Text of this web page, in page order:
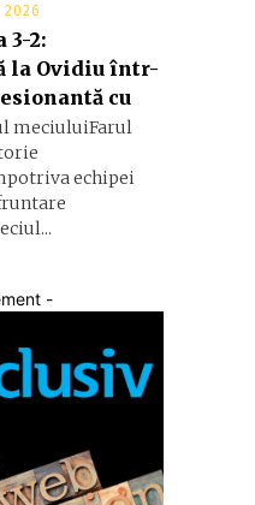
2026
3-2:
la Ovidiu într-
cu
meciuluiFarul
echipei
-